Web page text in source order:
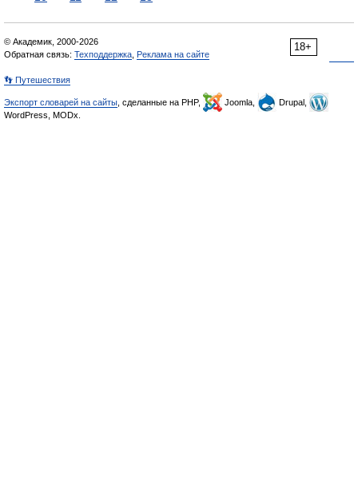
18+
© Академик, 2000-2026
Обратная связь: Техподдержка Реклама на сайте
👣 Путешествия
Экспорт словарей на сайты , сделанные на PHP, Joomla,
Drupal,
WordPress, MODx.